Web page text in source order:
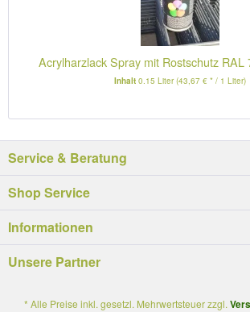
Acrylharzlack Spray mit Rostschutz RAL
Inhalt 0.15 Liter(43,67 € * / 1 Liter)
Service & Beratung
Shop Service
Informationen
Unsere Partner
* Alle Preise inkl. gesetzl. Mehrwertsteuer zzgl.